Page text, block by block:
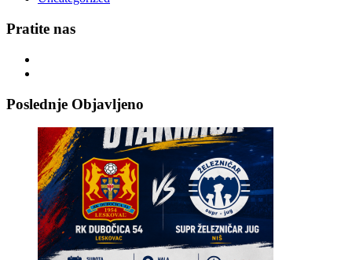
Pratite nas
Poslednje Objavljeno